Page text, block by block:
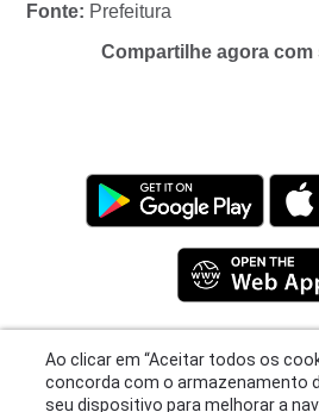
Fonte: Prefeitura
Compartilhe agora com
© 2026 Moovit Updates - All
seu dispositivo para melhorar a
site, analisar o uso do site e